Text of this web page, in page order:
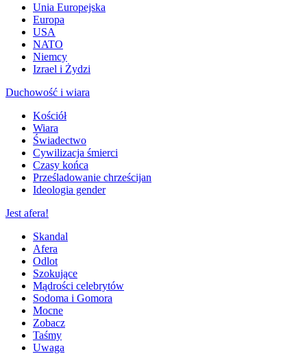
Unia Europejska
Europa
USA
NATO
Niemcy
Izrael i Żydzi
Duchowość i wiara
Kościół
Wiara
Świadectwo
Cywilizacja śmierci
Czasy końca
Prześladowanie chrześcijan
Ideologia gender
Jest afera!
Skandal
Afera
Odlot
Szokujące
Mądrości celebrytów
Sodoma i Gomora
Mocne
Zobacz
Taśmy
Uwaga